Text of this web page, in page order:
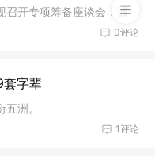
召开专项筹备座谈会，诚
事宜。时间：2026年6月2
0评论
字辈
洲。
1评论